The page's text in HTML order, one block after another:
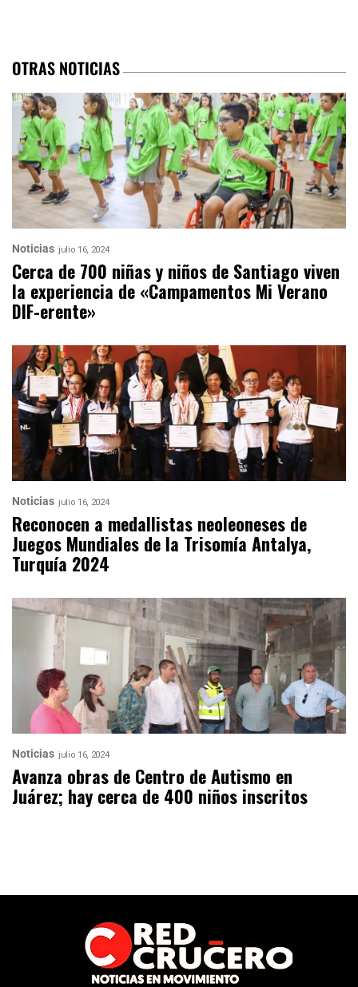
OTRAS NOTICIAS
Noticias julio 16, 2024
Cerca de 700 niñas y niños de Santiago viven
la experiencia de «Campamentos Mi Verano
DIF-erente»
Noticias julio 16, 2024
Reconocen a medallistas neoleoneses de
Juegos Mundiales de la Trisomía Antalya,
Turquía 2024
Noticias julio 16, 2024
Avanza obras de Centro de Autismo en
Juárez; hay cerca de 400 niños inscritos